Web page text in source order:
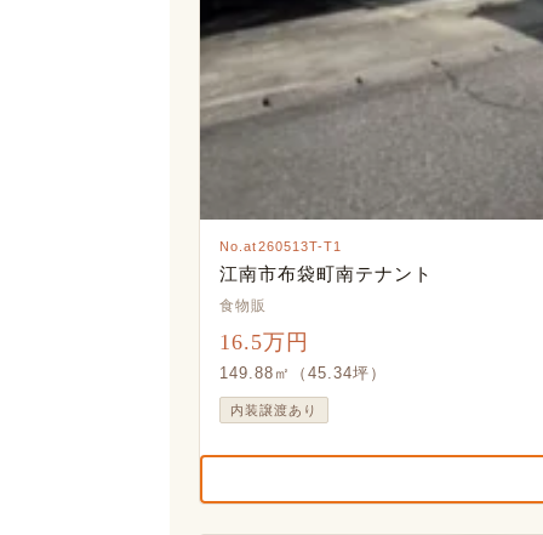
No.at260513T-T1
江南市布袋町南テナント
食物販
16.5万円
149.88㎡（45.34坪）
内装譲渡あり